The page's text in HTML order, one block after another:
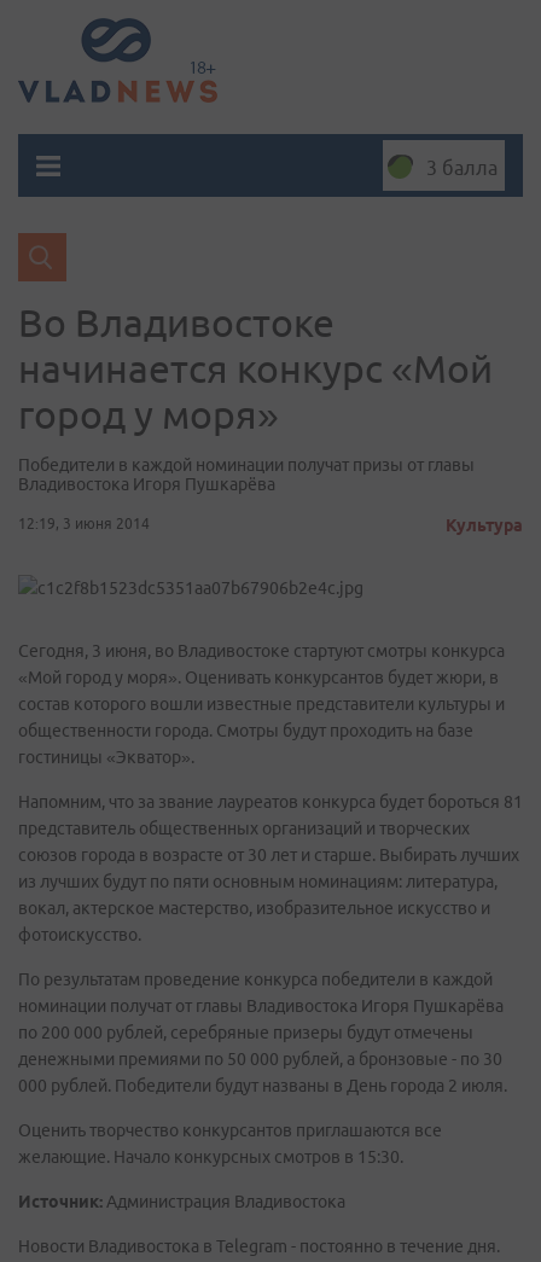
3 балла
Во Владивостоке
начинается конкурс «Мой
город у моря»
Победители в каждой номинации получат призы от главы
Владивостока Игоря Пушкарёва
12:19, 3 июня 2014 Культура
Сегодня, 3 июня, во Владивостоке стартуют смотры конкурса
«Мой город у моря». Оценивать конкурсантов будет жюри, в
состав которого вошли известные представители культуры и
общественности города. Смотры будут проходить на базе
гостиницы «Экватор».
Напомним, что за звание лауреатов конкурса будет бороться 81
представитель общественных организаций и творческих
союзов города в возрасте от 30 лет и старше. Выбирать лучших
из лучших будут по пяти основным номинациям: литература,
вокал, актерское мастерство, изобразительное искусство и
фотоискусство.
По результатам проведение конкурса победители в каждой
номинации получат от главы Владивостока Игоря Пушкарёва
по 200 000 рублей, серебряные призеры будут отмечены
денежными премиями по 50 000 рублей, а бронзовые - по 30
000 рублей. Победители будут названы в День города 2 июля.
Оценить творчество конкурсантов приглашаются все
желающие. Начало конкурсных смотров в 15:30.
Источник: Администрация Владивостока
Новости Владивостока в Telegram - постоянно в течение дня.